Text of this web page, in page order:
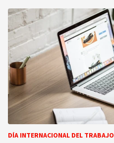
DÍA INTERNACIONAL DEL TRABAJO